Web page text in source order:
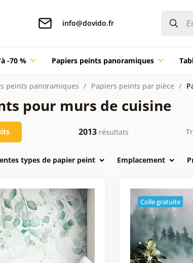
info@dovido.fr
-70 % Papiers peints panoramiques
peints panoramiques Papiers peints par pièce
pour murs de cuisine
2013 résultats
types de papier peint Emplacement
Colle gratuite